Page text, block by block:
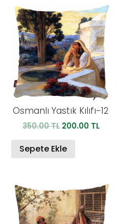
Osmanlı Yastık Kılıfı-12
350.00TL Orijinal
350.00 TL.
200.00 TLŞu
Sepete Ekle